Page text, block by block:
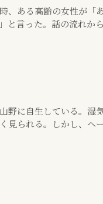
、ある高齢の女性が「
と言った。話の流れか
野に自生している。湿
見られる。しかし、ヘ